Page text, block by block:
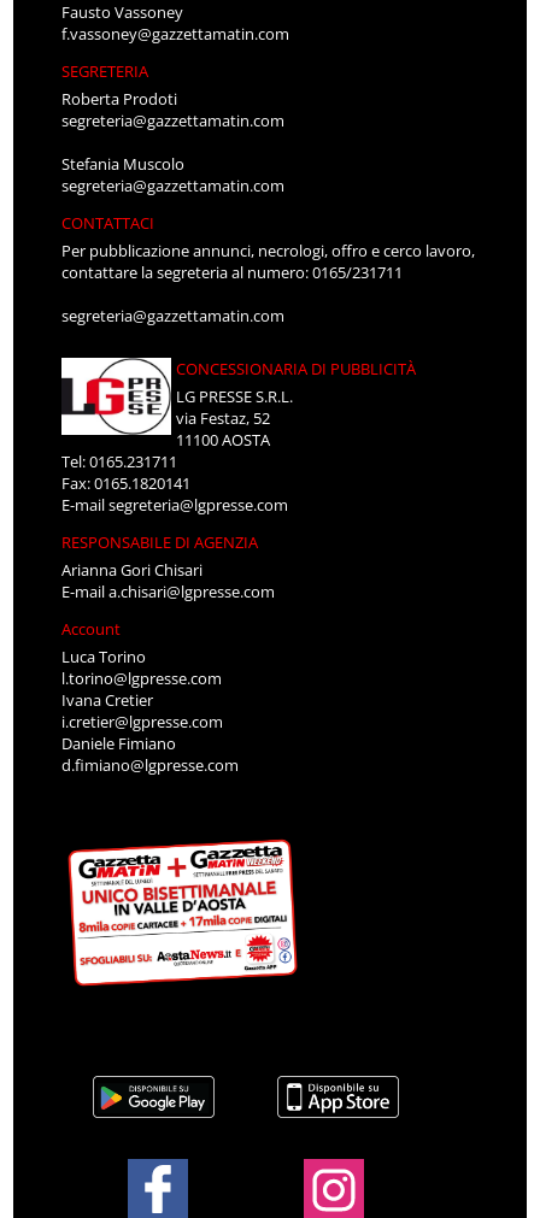
Fausto Vassoney
f.vassoney@gazzettamatin.com
SEGRETERIA
Roberta Prodoti
segreteria@gazzettamatin.com
Stefania Muscolo
segreteria@gazzettamatin.com
CONTATTACI
Per pubblicazione annunci, necrologi, offro e cerco lavoro,
contattare la segreteria al numero: 0165/231711
segreteria@gazzettamatin.com
CONCESSIONARIA DI PUBBLICITÀ
LG PRESSE S.R.L.
via Festaz, 52
11100 AOSTA
Tel: 0165.231711
Fax: 0165.1820141
E-mailsegreteria@lgpresse.com
RESPONSABILE DI AGENZIA
Arianna Gori Chisari
E-maila.chisari@lgpresse.com
Account
Luca Torino
l.torino@lgpresse.com
Ivana Cretier
i.cretier@lgpresse.com
Daniele Fimiano
d.fimiano@lgpresse.com